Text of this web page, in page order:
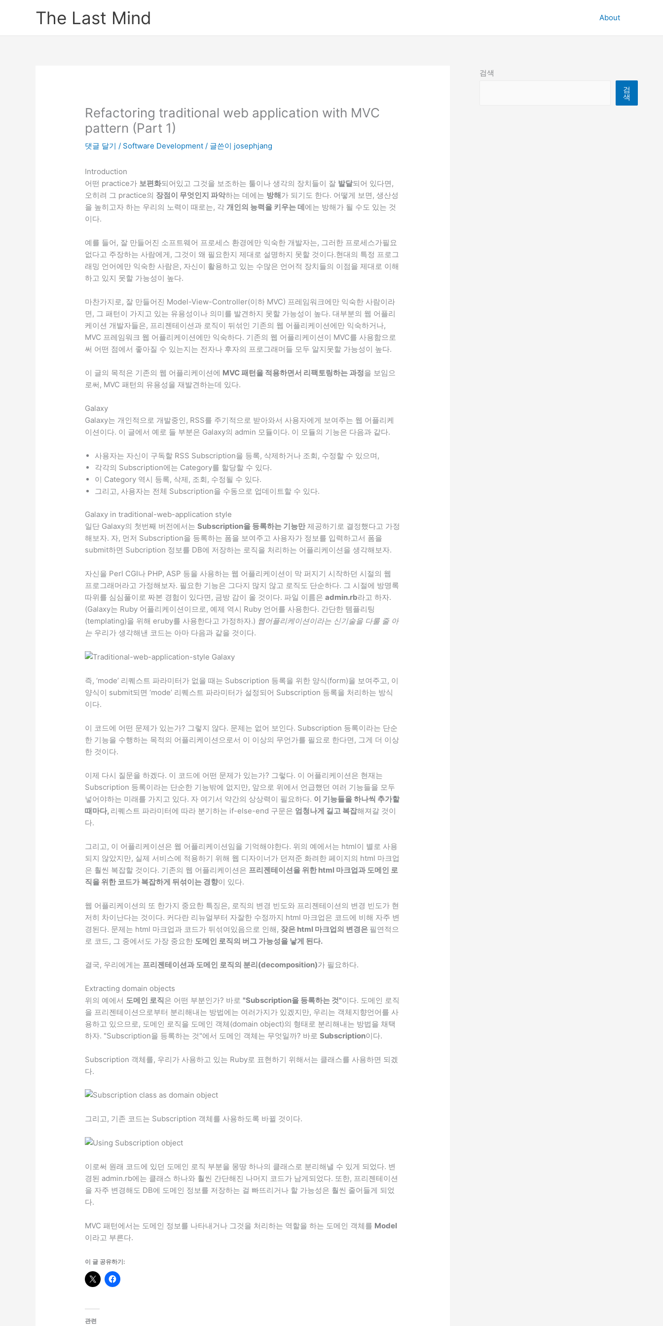
The Last Mind About
Refactoring traditional web application with MVC
pattern (Part 1)
댓글 달기 / Software Development / 글쓴이 josephjang
Introduction
어떤 practice가 보편화되어있고 그것을 보조하는 툴이나 생각의 장치들이 잘 발달되어 있다면,
오히려 그 practice의 장점이 무엇인지 파악하는 데에는 방해가 되기도 한다. 어떻게 보면, 생산성
을 높히고자 하는 우리의 노력이 때로는, 각개인의 능력을 키우는 데에는 방해가 될 수도 있는 것
이다.
예를 들어, 잘 만들어진 소프트웨어 프로세스 환경에만 익숙한 개발자는, 그러한 프로세스가필요
없다고 주장하는 사람에게, 그것이 왜 필요한지 제대로 설명하지 못할 것이다.현대의 특정 프로그
래밍 언어에만 익숙한 사람은, 자신이 활용하고 있는 수많은 언어적 장치들의 이점을 제대로 이해
하고 있지 못할 가능성이 높다.
마찬가지로, 잘 만들어진 Model-View-Controller(이하 MVC) 프레임워크에만 익숙한 사람이라
면, 그 패턴이 가지고 있는 유용성이나 의미를 발견하지 못할 가능성이 높다. 대부분의 웹 어플리
케이션 개발자들은, 프리젠테이션과 로직이 뒤섞인 기존의 웹 어플리케이션에만 익숙하거나,
MVC 프레임워크 웹 어플리케이션에만 익숙하다. 기존의 웹 어플리케이션이 MVC를 사용함으로
써 어떤 점에서 좋아질 수 있는지는 전자나 후자의 프로그래머들 모두 알지못할 가능성이 높다.
이 글의 목적은 기존의 웹 어플리케이션에 MVC 패턴을 적용하면서 리팩토링하는 과정을 보임으
로써, MVC 패턴의 유용성을 재발견하는데 있다.
Galaxy
Galaxy는 개인적으로 개발중인, RSS를 주기적으로 받아와서 사용자에게 보여주는 웹 어플리케
이션이다. 이 글에서 예로 들 부분은 Galaxy의 admin 모듈이다. 이 모듈의 기능은 다음과 같다.
사용자는 자신이 구독할 RSS Subscription을 등록, 삭제하거나 조회, 수정할 수 있으며,
각각의 Subscription에는 Category를 할당할 수 있다.
이 Category 역시 등록, 삭제, 조회, 수정될 수 있다.
그리고, 사용자는 전체 Subscription을 수동으로 업데이트할 수 있다.
Galaxy in traditional-web-application style
일단 Galaxy의 첫번째 버전에서는Subscription을 등록하는 기능만제공하기로 결정했다고 가정
해보자. 자, 먼저 Subscription을 등록하는 폼을 보여주고 사용자가 정보를 입력하고서 폼을
submit하면 Subcription 정보를 DB에 저장하는 로직을 처리하는 어플리케이션을 생각해보자.
자신을 Perl CGI나 PHP, ASP 등을 사용하는 웹 어플리케이션이 막 퍼지기 시작하던 시절의 웹
프로그래머라고 가정해보자. 필요한 기능은 그다지 많지 않고 로직도 단순하다. 그 시절에 방명록
따위를 심심풀이로 짜본 경험이 있다면, 금방 감이 올 것이다. 파일 이름은admin.rb라고 하자.
(Galaxy는 Ruby 어플리케이션이므로, 예제 역시 Ruby 언어를 사용한다. 간단한 템플리팅
(templating)을 위해 eruby를 사용한다고 가정하자.) 웹어플리케이션이라는 신기술을 다룰 줄 아
는 우리가 생각해낸 코드는 아마 다음과 같을 것이다.
즉, ‘mode’ 리퀘스트 파라미터가 없을 때는 Subscription 등록을 위한 양식(form)을 보여주고, 이
양식이 submit되면 ‘mode’ 리퀘스트 파라미터가 설정되어 Subscription 등록을 처리하는 방식
이다.
이 코드에 어떤 문제가 있는가? 그렇지 않다. 문제는 없어 보인다. Subscription 등록이라는 단순
한 기능을 수행하는 목적의 어플리케이션으로서 이 이상의 무언가를 필요로 한다면, 그게 더 이상
한 것이다.
이제 다시 질문을 하겠다. 이 코드에 어떤 문제가 있는가? 그렇다. 이 어플리케이션은 현재는
Subscription 등록이라는 단순한 기능밖에 없지만, 앞으로 위에서 언급했던 여러 기능들을 모두
넣어야하는 미래를 가지고 있다. 자 여기서 약간의 상상력이 필요하다. 이 기능들을 하나씩 추가할
때마다, 리퀘스트 파라미터에 따라 분기하는 if-else-end 구문은 엄청나게 길고 복잡해져갈 것이
다.
그리고, 이 어플리케이션은 웹 어플리케이션임을 기억해야한다. 위의 예에서는 html이 별로 사용
되지 않았지만, 실제 서비스에 적용하기 위해 웹 디자이너가 던져준 화려한 페이지의 html 마크업
은 훨씬 복잡할 것이다. 기존의 웹 어플리케이션은 프리젠테이션을 위한 html 마크업과 도메인 로
직을 위한 코드가 복잡하게 뒤섞이는 경향이 있다.
웹 어플리케이션의 또 한가지 중요한 특징은, 로직의 변경 빈도와 프리젠테이션의 변경 빈도가 현
저히 차이난다는 것이다. 커다란 리뉴얼부터 자잘한 수정까지 html 마크업은 코드에 비해 자주 변
경된다. 문제는 html 마크업과 코드가 뒤섞여있음으로 인해, 잦은 html 마크업의 변경은 필연적으
로 코드, 그 중에서도 가장 중요한 도메인 로직의 버그 가능성을 낳게 된다.
결국, 우리에게는 프리젠테이션과 도메인 로직의 분리(decomposition)가 필요하다.
Extracting domain objects
위의 예에서 도메인 로직은 어떤 부분인가? 바로"Subscription을 등록하는 것"이다. 도메인 로직
을 프리젠테이션으로부터 분리해내는 방법에는 여러가지가 있겠지만, 우리는 객체지향언어를 사
용하고 있으므로, 도메인 로직을 도메인 객체(domain object)의 형태로 분리해내는 방법을 채택
하자. "Subscription을 등록하는 것"에서 도메인 객체는 무엇일까? 바로Subscription이다.
Subscription 객체를, 우리가 사용하고 있는 Ruby로 표현하기 위해서는 클래스를 사용하면 되겠
다.
그리고, 기존 코드는 Subscription 객체를 사용하도록 바뀔 것이다.
이로써 원래 코드에 있던 도메인 로직 부분을 몽땅 하나의 클래스로 분리해낼 수 있게 되었다. 변
경된 admin.rb에는 클래스 하나와 훨씬 간단해진 나머지 코드가 남게되었다. 또한, 프리젠테이션
을 자주 변경해도 DB에 도메인 정보를 저장하는 걸 빠뜨리거나 할 가능성은 훨씬 줄어들게 되었
다.
MVC 패턴에서는 도메인 정보를 나타내거나 그것을 처리하는 역할을 하는 도메인 객체를 Model
이라고 부른다.
이 글 공유하기:
관련
검색
검
색